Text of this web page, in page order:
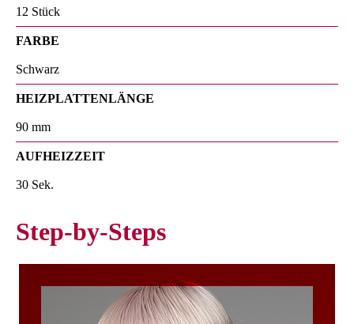
12 Stück
FARBE
Schwarz
HEIZPLATTENLÄNGE
90 mm
AUFHEIZZEIT
30 Sek.
Step-by-Steps